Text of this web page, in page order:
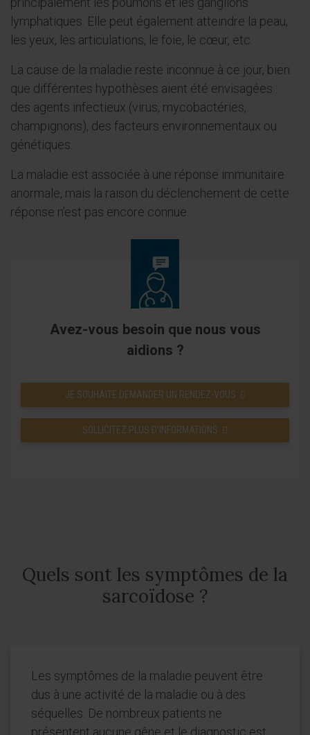
lymphatiques. Elle peut également atteindre la peau,
les yeux, les articulations, le foie, le cœur, etc.
La cause de la maladie reste inconnue à ce jour, bien
que différentes hypothèses aient été envisagées :
des agents infectieux (virus, mycobactéries,
champignons), des facteurs environnementaux ou
génétiques.
La maladie est associée à une réponse immunitaire
anormale, mais la raison du déclenchement de cette
réponse n’est pas encore connue.
Avez-vous besoin que nous vous
aidions ?
JE SOUHAITE DEMANDER UN RENDEZ-VOUS
SOLLICITEZ PLUS D’INFORMATIONS
Quels sont les symptômes de la
sarcoïdose ?
Les symptômes de la maladie peuvent être
dus à une activité de la maladie ou à des
séquelles. De nombreux patients ne
présentent aucune gêne et le diagnostic est